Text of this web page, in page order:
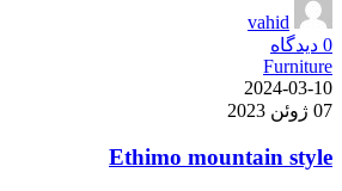
vahid
0 دیدگاه
Furniture
2024-03-10
07 ژوئن 2023
Ethimo mountain style